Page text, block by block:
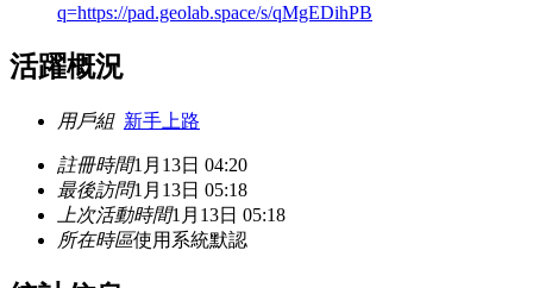
q=https://pad.geolab.space/s/qMgEDihPB
活躍概況
用戶組 新手上路
註冊時間1月13日 04:20
最後訪問1月13日 05:18
上次活動時間1月13日 05:18
所在時區使用系統默認